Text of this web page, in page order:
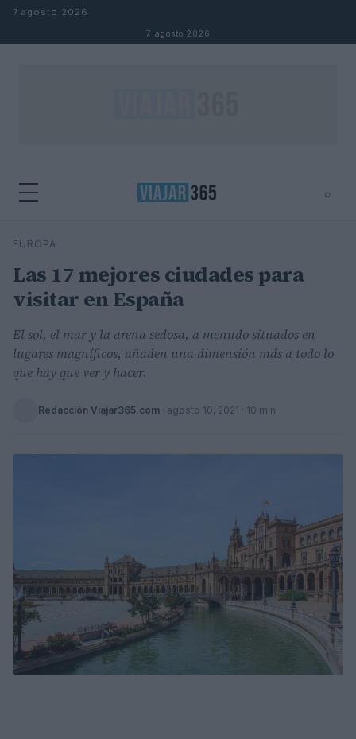
Saltar al contenido
7 agosto 2026
7 agosto 2026
⌕
Buscar
EUROPA
Las 17 mejores ciudades para
visitar en España
El sol, el mar y la arena sedosa, a menudo situados en
lugares magníficos, añaden una dimensión más a todo lo
que hay que ver y hacer.
Redacción Viajar365.com · agosto 10, 2021 · 10 min